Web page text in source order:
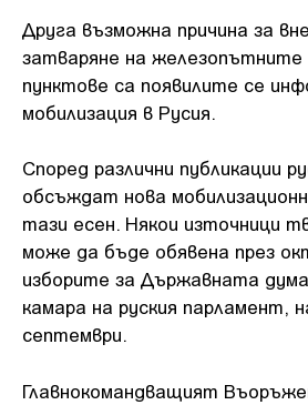
Друга възможна причина за
затваряне на железопътните
пунктове са появилите се
мобилизация в Русия.
Според различни публикации
обсъждат нова
тази есен. Някои източници
може да бъде обявена през
изборите за Държавната
камара на руския парламент,
септември.
Главнокомандващият